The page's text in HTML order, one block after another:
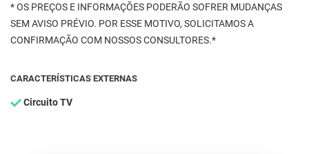
* OS PREÇOS E INFORMAÇÕES PODERÃO SOFRER MUDANÇAS
SEM AVISO PRÉVIO. POR ESSE MOTIVO, SOLICITAMOS A
CONFIRMAÇÃO COM NOSSOS CONSULTORES.*
CARACTERÍSTICAS EXTERNAS
Circuito TV